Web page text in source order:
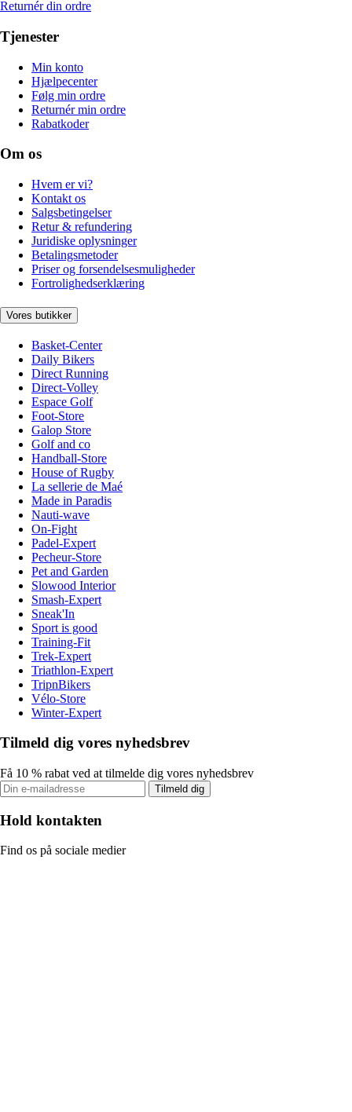
Returnér din ordre
Tjenester
Min konto
Hjælpecenter
Følg min ordre
Returnér min ordre
Rabatkoder
Om os
Hvem er vi?
Kontakt os
Salgsbetingelser
Retur & refundering
Juridiske oplysninger
Betalingsmetoder
Priser og forsendelsesmuligheder
Fortrolighedserklæring
Vores butikker
Basket-Center
Daily Bikers
Direct Running
Direct-Volley
Espace Golf
Foot-Store
Galop Store
Golf and co
Handball-Store
House of Rugby
La sellerie de Maé
Made in Paradis
Nauti-wave
On-Fight
Padel-Expert
Pecheur-Store
Pet and Garden
Slowood Interior
Smash-Expert
Sneak'In
Sport is good
Training-Fit
Trek-Expert
Triathlon-Expert
TripnBikers
Vélo-Store
Winter-Expert
Tilmeld dig vores nyhedsbrev
Få 10 % rabat ved at tilmelde dig vores nyhedsbrev
Tilmeld dig
Hold kontakten
Find os på sociale medier